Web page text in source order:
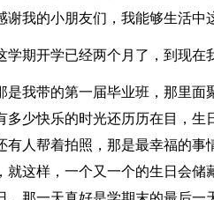
谢我的小朋友们，我能够生活中
学期开学已经两个月了，到现在
是我带的第一届毕业班，那里面
多少快乐的时光还历历在目，生
有人帮着拍照，那是最幸福的事
就这样，一个又一个的生日会